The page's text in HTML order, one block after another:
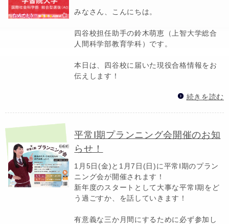
みなさん、こんにちは。
四谷校担任助手の鈴木萌恵（上智大学総合
人間科学部教育学科）です。
本日は、四谷校に届いた現役合格情報をお
伝えします！
続きを読む
平常Ⅰ期プランニング会開催のお知
らせ！
1月5日(金)と1月7日(日)に平常Ⅰ期のプラン
ニング会が開催されます！
新年度のスタートとして大事な平常Ⅰ期をど
う過ごすか、を話していきます！
有意義な三か月間にするために必ず参加し